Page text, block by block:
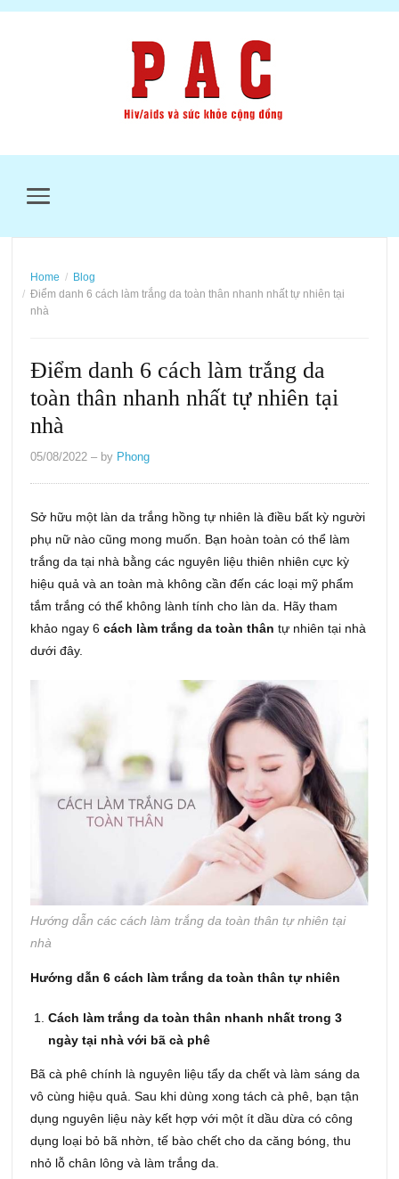
MENU
Home
Blog
Điểm danh 6 cách làm trắng da toàn thân nhanh nhất tự nhiên tại
nhà
Điểm danh 6 cách làm trắng da
toàn thân nhanh nhất tự nhiên tại
nhà
05/08/2022 – by Phong
Sở hữu một làn da trắng hồng tự nhiên là điều bất kỳ người
phụ nữ nào cũng mong muốn. Bạn hoàn toàn có thể làm
trắng da tại nhà bằng các nguyên liệu thiên nhiên cực kỳ
hiệu quả và an toàn mà không cần đến các loại mỹ phẩm
tắm trắng có thể không lành tính cho làn da. Hãy tham
khảo ngay 6cách làm trắng da toàn thântự nhiên tại nhà
dưới đây.
Hướng dẫn các cách làm trắng da toàn thân tự nhiên tại
nhà
Hướng dẫn 6 cách làm trắng da toàn thân tự nhiên
Cách làm trắng da toàn thân nhanh nhất trong 3
ngày tại nhà với bã cà phê
Bã cà phê chính là nguyên liệu tẩy da chết và làm sáng da
vô cùng hiệu quả. Sau khi dùng xong tách cà phê, bạn tận
dụng nguyên liệu này kết hợp với một ít dầu dừa có công
dụng loại bỏ bã nhờn, tế bào chết cho da căng bóng, thu
nhỏ lỗ chân lông và làm trắng da.